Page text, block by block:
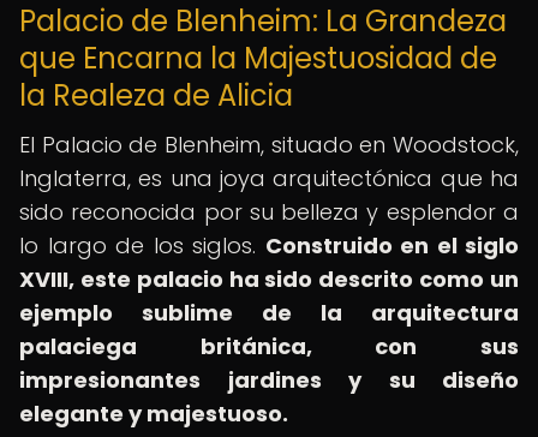
Palacio de Blenheim: La Grandeza
que Encarna la Majestuosidad de
la Realeza de Alicia
El Palacio de Blenheim, situado en Woodstock,
Inglaterra, es una joya arquitectónica que ha
sido reconocida por su belleza y esplendor a
lo largo de los siglos. Construido en el siglo
XVIII, este palacio ha sido descrito como un
ejemplo sublime de la arquitectura
palaciega británica, con sus
impresionantes jardines y su diseño
elegante y majestuoso.